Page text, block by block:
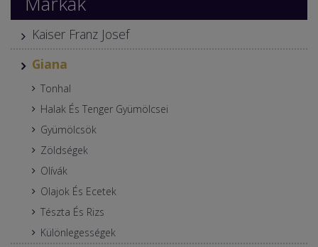
Kaiser Franz Josef
Giana
Tonhal
Halak És Tenger Gyümölcsei
Gyümölcsök
Zöldségek
Olívák
Olajok És Ecetek
Tészta És Rizs
Különlegességek